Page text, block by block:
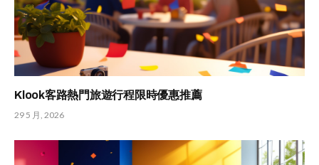
Klook客路熱門旅遊行程限時優惠推薦
29 5 月, 2026